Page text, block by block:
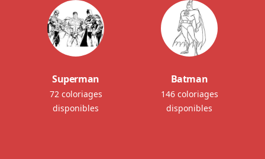
Superman
72 coloriages
disponibles
Batman
146 coloriages
disponibles